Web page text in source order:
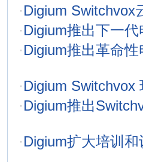
·Digium Switchvox
·Digium推出下一
·Digium推出革命
·Digium Switchvox
·Digium推出
·Digium扩大培训